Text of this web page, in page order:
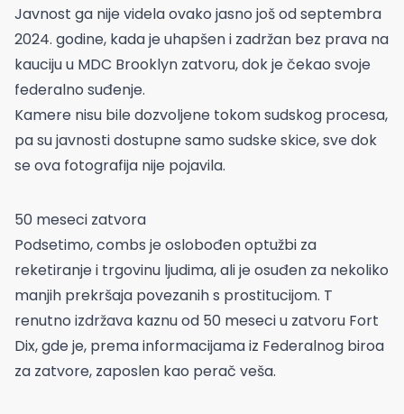
Javnost ga nije videla ovako jasno još od septembra
2024. godine, kada je uhapšen i zadržan bez prava na
kauciju u MDC Brooklyn zatvoru, dok je čekao svoje
federalno suđenje.
Kamere nisu bile dozvoljene tokom sudskog procesa,
pa su javnosti dostupne samo sudske skice, sve dok
se ova fotografija nije pojavila.
50 meseci zatvora
Podsetimo, combs je oslobođen optužbi za
reketiranje i trgovinu ljudima, ali je osuđen za nekoliko
manjih prekršaja povezanih s prostitucijom. T
renutno izdržava kaznu od 50 meseci u zatvoru Fort
Dix, gde je, prema informacijama iz Federalnog biroa
za zatvore, zaposlen kao perač veša.